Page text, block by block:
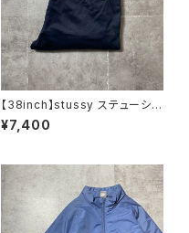
【38inch】stussy ステューシ
ー ジッパーフライ SSリン
ク 刺繍ロゴ ネイビー クロ
¥7,400